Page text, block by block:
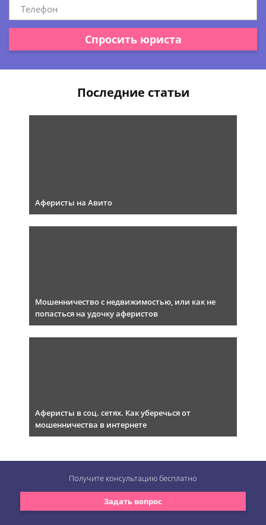
Спросить юриста
Последние статьи
Аферисты на Авито
Мошенничество с недвижимостью, или как не
попасться на удочку аферистов
Аферисты в соц. сетях. Как уберечься от
мошенничества в интернете
Задать вопрос
Получите консультациюбесплатно